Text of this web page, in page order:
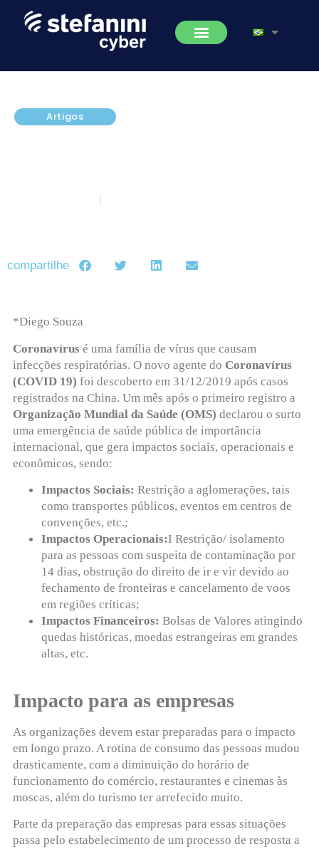
Artigos
compartilhe
*Diego Souza
Coronavírus é uma família de vírus que causam
infecções respiratórias. O novo agente do Coronavírus
(COVID 19) foi descoberto em 31/12/2019 após casos
registrados na China. Um mês após o primeiro registro a
Organização Mundial da Saúde (OMS) declarou o surto
uma emergência de saúde pública de importância
internacional, que gera impactos sociais, operacionais e
econômicos, sendo:
Impactos Sociais: Restrição a aglomerações, tais
como transportes públicos, eventos em centros de
convenções, etc.;
Impactos Operacionais:I Restrição/ isolamento
para as pessoas com suspeita de contaminação por
14 dias, obstrução do direito de ir e vir devido ao
fechamento de fronteiras e cancelamento de voos
em regiões críticas;
Impactos Financeiros: Bolsas de Valores atingindo
quedas históricas, moedas estrangeiras em grandes
altas, etc.
Impacto para as empresas
As organizações devem estar preparadas para o impacto
em longo prazo. A rotina de consumo das pessoas mudou
drasticamente, com a diminuição do horário de
funcionamento do comércio, restaurantes e cinemas às
moscas, além do turismo ter arrefecido muito.
Parte da preparação das empresas para essas situações
passa pelo estabelecimento de um processo de resposta a